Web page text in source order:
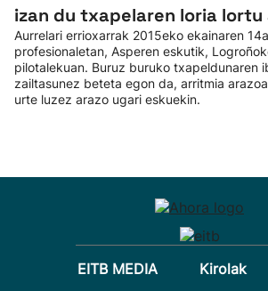
izan du txapelaren loria lortu
Aurrelari errioxarrak 2015eko ekainaren
profesionaletan, Asperen eskutik,
pilotalekuan. Buruz buruko txapeldunaren
zailtasunez beteta egon da, arritmia
urte luzez arazo ugari eskuekin.
EITB MEDIA
Kirolak